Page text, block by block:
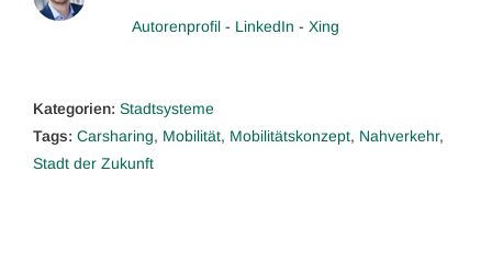
Autorenprofil - LinkedIn - Xing
Kategorien: Stadtsysteme
Tags: Carsharing, Mobilität, Mobilitätskonzept, Nahverkehr,
Stadt der Zukunft